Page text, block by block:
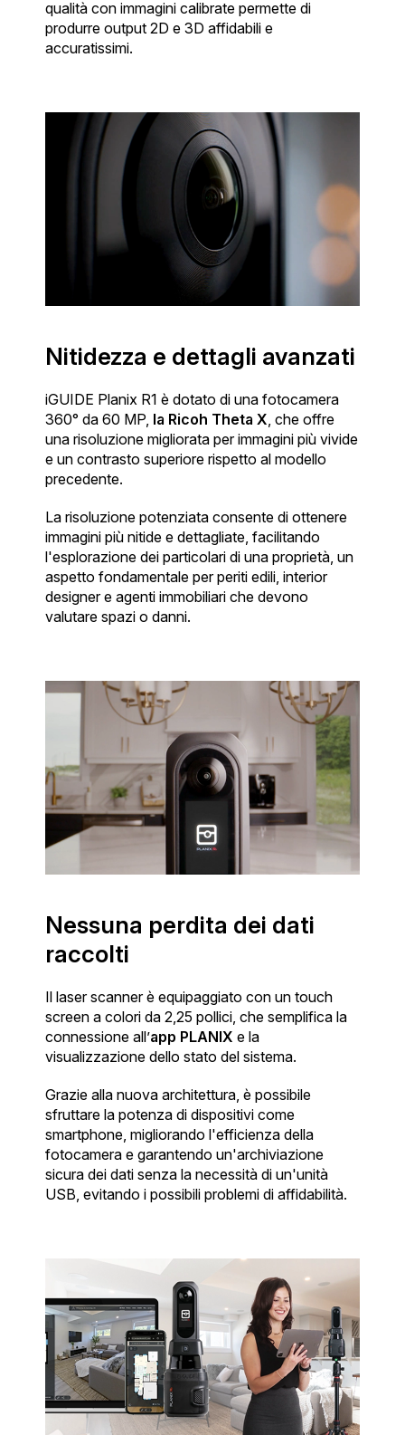
qualità con immagini calibrate permette di
produrre output 2D e 3D affidabili e
accuratissimi.
Nitidezza e dettagli avanzati
iGUIDE Planix R1 è dotato di una fotocamera
360° da 60 MP, la Ricoh Theta X, che offre
una risoluzione migliorata per immagini più vivide
e un contrasto superiore rispetto al modello
precedente.
La risoluzione potenziata consente di ottenere
immagini più nitide e dettagliate, facilitando
l'esplorazione dei particolari di una proprietà, un
aspetto fondamentale per periti edili, interior
designer e agenti immobiliari che devono
valutare spazi o danni.
Nessuna perdita dei dati
raccolti
Il laser scanner è equipaggiato con un touch
screen a colori da 2,25 pollici, che semplifica la
connessione all’app PLANIX e la
visualizzazione dello stato del sistema.
Grazie alla nuova architettura, è possibile
sfruttare la potenza di dispositivi come
smartphone, migliorando l'efficienza della
fotocamera e garantendo un'archiviazione
sicura dei dati senza la necessità di un'unità
USB, evitando i possibili problemi di affidabilità.